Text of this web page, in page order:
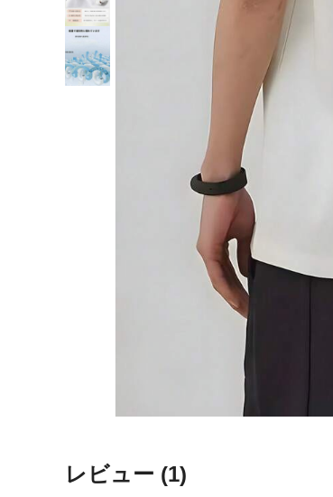
レビュー (1)